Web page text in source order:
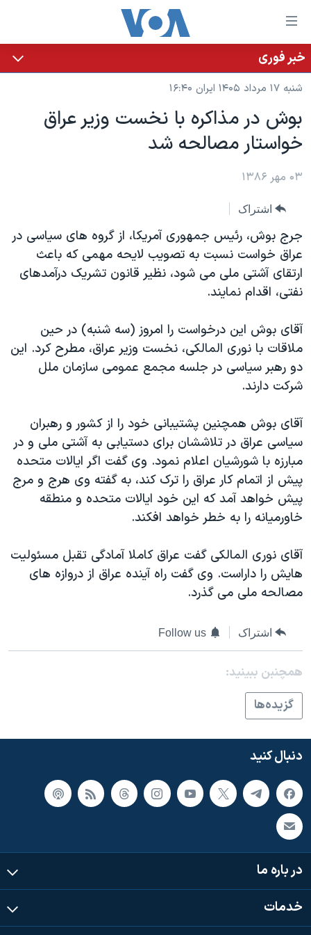
لینکهای
قابل
دسترسی
جهش
محتوای
اصلی
جهش
به
اصلی
جهش
به
جستجو
خانه
نسخه سبک وب‌سایت
موضوع ها
ایران
آمریکا
گزیده‌ها
ویژه برنامه‌ها
ویدیوها
فرهنگ و زندگی
حقوق شهروندی
اقتصادی
اسرائیل در جنگ
گالری عکس
آرشیو پخش زنده
برنامه های تلویزیونی
جدول برنامه ها
صفحه‌های ویژه
عملیات خشم حماسی
۲۵۰سالگی آمریکا
بایگانی برنامه‌های تلویزیونی
مستندها
انتخابات ریاست جمهوری آمریکا ۲۰۲۴
حمله جمهوری اسلامی به اسرائیل
ورزش زنان در ایران
اعتراضات زن، زندگی، آزادی
مجموعه مستندهای دادخواهی
تریبونال مردمی آبان ۹۸
دادگاه حمید نوری
چهل سال گروگان‌گیری
قانون شفافیت دارائی کادر رهبری ایران
اعتراضات مردمی آبان ۹۸
اسرائیل در جنگ
نرگس محمدی برنده جایزه نوبل صلح
همایش محافظه‌کاران آمریکا «سی‌پک»
صفحه‌های ویژه
پخش رادیویی
یادگیری زبان انگلیسی
دنبال کنید
زبانهای مختلف
خبر فوری
شنبه ۱۷ مرداد ۱۴۰۵ ایران ۱۶:۴۰
بوش در مذاکره با نخست وزير عراق
خواستار مصالحه شد
۰۳ مهر ۱۳۸۶
اشتراک
جرج بوش، رئيس جمهوری آمريکا، از گروه های سياسی در
عراق خواست نسبت به تصويب لايحه مهمی که باعث
ارتقای آشتی ملی می شود، نظير قانون تشريک درآمدهای
نفتی، اقدام نمايند.
آقای بوش اين درخواست را امروز (سه شنبه) در حين
ملاقات با نوری المالکی، نخست وزير عراق، مطرح کرد. اين
دو رهبر سياسی در جلسه مجمع عمومی سازمان ملل
شرکت دارند.
آقای بوش همچنين پشتيبانی خود را از کشور و رهبران
سياسی عراق در تلاششان برای دستيابی به آشتی ملی و در
مبارزه با شورشيان اعلام نمود. وی گفت اگر ايالات متحده
پيش از اتمام کار عراق را ترک کند، به گفته وی هرج و مرج
پيش خواهد آمد که اين خود ايالات متحده و منطقه
خاورميانه را به خطر خواهد افکند.
آقای نوری المالکی گفت عراق کاملا آمادگی تقبل مسئوليت
هايش را داراست. وی گفت راه آينده عراق از دروازه های
مصالحه ملی می گذرد.
اشتراک Follow us
همچنبن ببینید:
گزيده‌ها
دنبال کنید
در باره ما
خدمات